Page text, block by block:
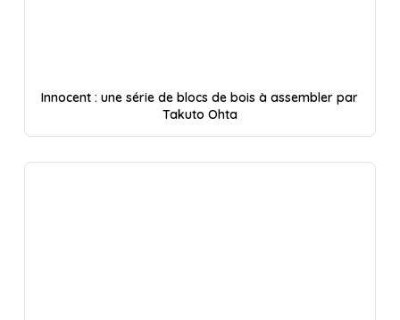
Innocent : une série de blocs de bois à assembler par
Takuto Ohta